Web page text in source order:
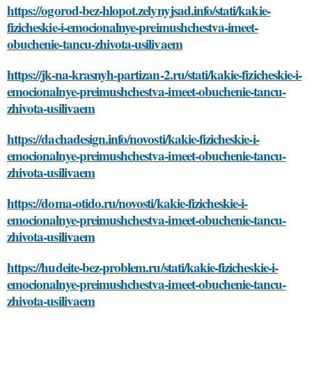
https://ogorod-bez-hlopot.zelynyjsad.info/stati/kakie-
fizicheskie-i-emocionalnye-preimushchestva-imeet-
obuchenie-tancu-zhivota-usilivaem
https://jk-na-krasnyh-partizan-2.ru/stati/kakie-fizicheskie-i-
emocionalnye-preimushchestva-imeet-obuchenie-tancu-
zhivota-usilivaem
https://dachadesign.info/novosti/kakie-fizicheskie-i-
emocionalnye-preimushchestva-imeet-obuchenie-tancu-
zhivota-usilivaem
https://doma-otido.ru/novosti/kakie-fizicheskie-i-
emocionalnye-preimushchestva-imeet-obuchenie-tancu-
zhivota-usilivaem
https://hudeite-bez-problem.ru/stati/kakie-fizicheskie-i-
emocionalnye-preimushchestva-imeet-obuchenie-tancu-
zhivota-usilivaem